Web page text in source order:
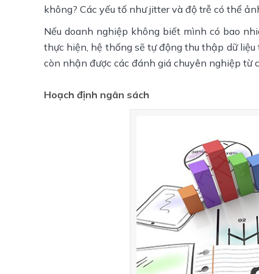
không? Các yếu tố như jitter và độ trễ có thể
Nếu doanh nghiệp không biết mình có bao
thực hiện, hệ thống sẽ tự động thu thập dữ
còn nhận được các đánh giá chuyên nghiệp từ
Hoạch định ngân sách